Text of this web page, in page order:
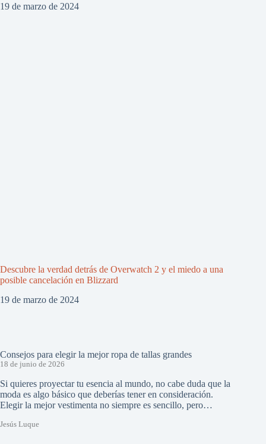
19 de marzo de 2024
Descubre la verdad detrás de Overwatch 2 y el miedo a una
posible cancelación en Blizzard
19 de marzo de 2024
Consejos para elegir la mejor ropa de tallas grandes
18 de junio de 2026
Si quieres proyectar tu esencia al mundo, no cabe duda que la
moda es algo básico que deberías tener en consideración.
Elegir la mejor vestimenta no siempre es sencillo, pero…
Jesús Luque